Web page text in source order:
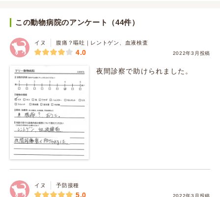
この動物病院のアンケート（44件）
イヌ 腹痛？嘔吐｜レントゲン、血液検査
2022年3月投稿
4.0
夜間診察で助けられました。
イヌ 予防接種
5.0